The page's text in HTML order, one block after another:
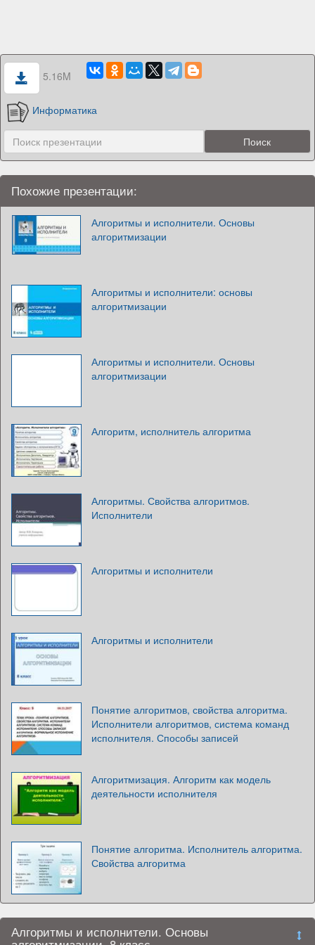
5.16M
Информатика
Похожие презентации:
Алгоритмы и исполнители. Основы
алгоритмизации
Алгоритмы и исполнители: основы
алгоритмизации
Алгоритмы и исполнители. Основы
алгоритмизации
Алгоритм, исполнитель алгоритма
Алгоритмы. Свойства алгоритмов.
Исполнители
Алгоритмы и исполнители
Алгоритмы и исполнители
Понятие алгоритмов, свойства алгоритма.
Исполнители алгоритмов, система команд
исполнителя. Способы записей
Алгоритмизация. Алгоритм как модель
деятельности исполнителя
Понятие алгоритма. Исполнитель алгоритма.
Свойства алгоритма
Алгоритмы и исполнители. Основы